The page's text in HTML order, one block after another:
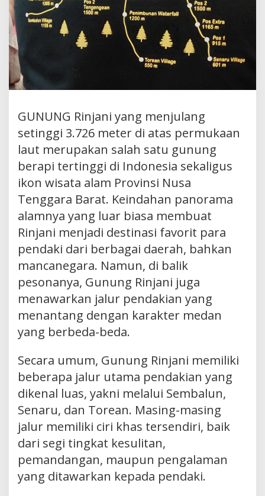
GUNUNG Rinjani yang menjulang
setinggi 3.726 meter di atas permukaan
laut merupakan salah satu gunung
berapi tertinggi di Indonesia sekaligus
ikon wisata alam Provinsi Nusa
Tenggara Barat. Keindahan panorama
alamnya yang luar biasa membuat
Rinjani menjadi destinasi favorit para
pendaki dari berbagai daerah, bahkan
mancanegara. Namun, di balik
pesonanya, Gunung Rinjani juga
menawarkan jalur pendakian yang
menantang dengan karakter medan
yang berbeda-beda.
Secara umum, Gunung Rinjani memiliki
beberapa jalur utama pendakian yang
dikenal luas, yakni melalui Sembalun,
Senaru, dan Torean. Masing-masing
jalur memiliki ciri khas tersendiri, baik
dari segi tingkat kesulitan,
pemandangan, maupun pengalaman
yang ditawarkan kepada pendaki.